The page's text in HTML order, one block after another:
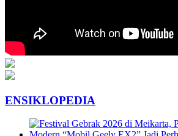
ENSIKLOPEDIA